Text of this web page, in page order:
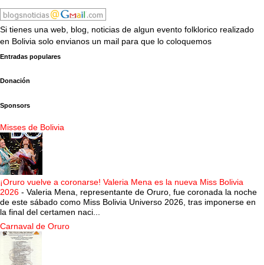
Si tienes una web, blog, noticias de algun evento folklorico realizado
en Bolivia solo envianos un mail para que lo coloquemos
Entradas populares
Donación
Sponsors
Misses de Bolivia
¡Oruro vuelve a coronarse! Valeria Mena es la nueva Miss Bolivia
2026 - Valeria Mena, representante de Oruro, fue coronada la noche
de este sábado como Miss Bolivia Universo 2026, tras imponerse en
la final del certamen naci...
Carnaval de Oruro